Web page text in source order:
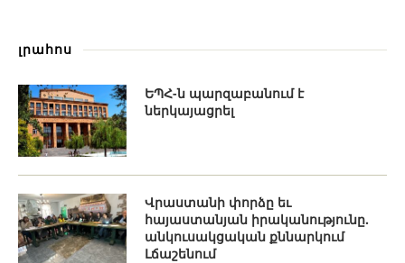
լրահոս
ԵՊՀ-ն պարզաբանում է
ներկայացրել
Վրաստանի փորձը եւ
հայաստանյան իրականությունը.
անկուսակցական քննարկում
Լճաշենում